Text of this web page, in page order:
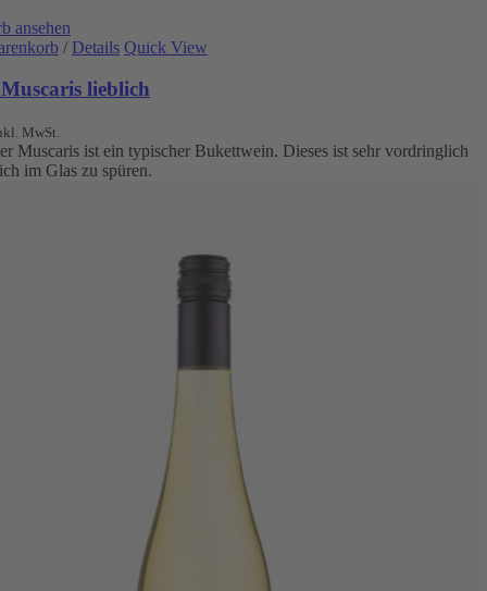
ansehen
/ Details Quick View
lieblich
MwSt.
Muscaris ist ein typischer Bukettwein. Dieses ist sehr vordringlich
im Glas zu spüren.